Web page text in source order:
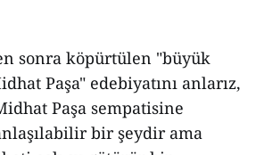
sonra köpürtülen "büyük
Paşa" edebiyatını anlarız,
Paşa sempatisine
bir şeydir ama